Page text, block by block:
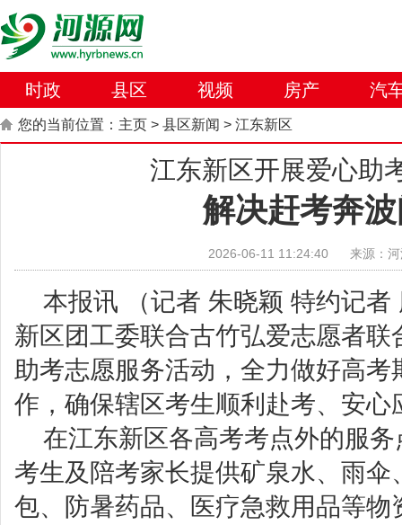
时政 县区 视频 房产 汽
您的当前位置： 主页 > 县区新闻 > 江东新区
江东新区开展爱心助
解决赶考奔
2026-06-11 11:24:40 来源：
本报讯 （记者 朱晓颖 特约记
新区团工委联合古竹弘爱志愿者
助考志愿服务活动，全力做好高
作，确保辖区考生顺利赴考、安心
在江东新区各高考考点外的服
考生及陪考家长提供矿泉水、雨伞
包、防暑药品、医疗急救用品等物